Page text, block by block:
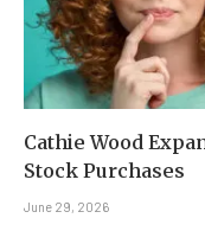
Cathie Wood
Stock Purchases
June 29, 2026